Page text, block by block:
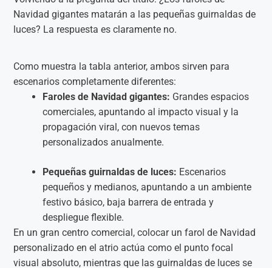
Navidad gigantes matarán a las pequeñas guirnaldas de
luces? La respuesta es claramente no.
Como muestra la tabla anterior, ambos sirven para
escenarios completamente diferentes:
Faroles de Navidad gigantes: Grandes espacios
comerciales, apuntando al impacto visual y la
propagación viral, con nuevos temas
personalizados anualmente.
Pequeñas guirnaldas de luces: Escenarios
pequeños y medianos, apuntando a un ambiente
festivo básico, baja barrera de entrada y
despliegue flexible.
En un gran centro comercial, colocar un farol de Navidad
personalizado en el atrio actúa como el punto focal
visual absoluto, mientras que las guirnaldas de luces se